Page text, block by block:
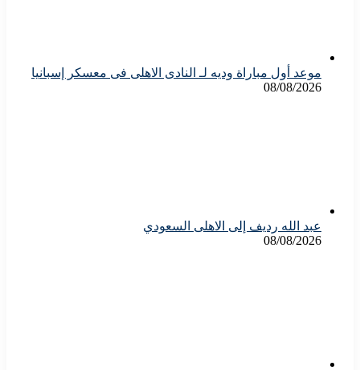
موعد أول مباراة وديه لـ النادى الاهلى فى معسكر إسبانيا
08/08/2026
عبد الله رديف إلى الاهلى السعودي
08/08/2026